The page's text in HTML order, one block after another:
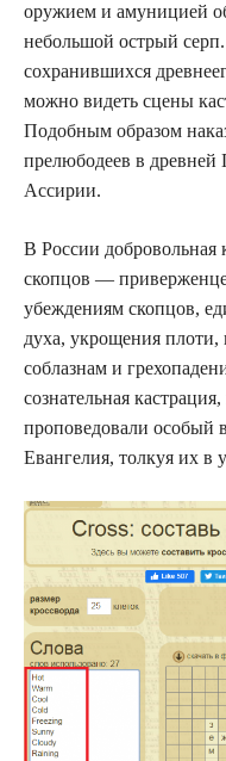
оружием и амуницией
небольшой острый
сохранившихся
можно видеть сцены
Подобным образом
прелюбодеев в
Ассирии.
В России добровольная
скопцов —
убеждениям скопцов,
духа, укрощения
соблазнам и
сознательная
проповедовали особый
Евангелия, толкуя их в